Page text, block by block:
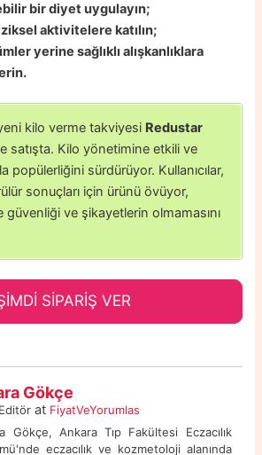
bir diyet uygulayın;
aktivitelere katılın;
yerine sağlıklı alışkanlıklara
kilo verme takviyesi Redustar
satışta. Kilo yönetimine etkili ve
popülerliğini sürdürüyor. Kullanıcılar,
sonuçları için ürünü övüyor,
ve şikayetlerin olmamasını
SİPARİŞ VER
Gökçe
at FiyatVeYorumlas
Gökçe, Ankara Tıp Fakültesi Eczacılık
eczacılık ve kozmetoloji alanında